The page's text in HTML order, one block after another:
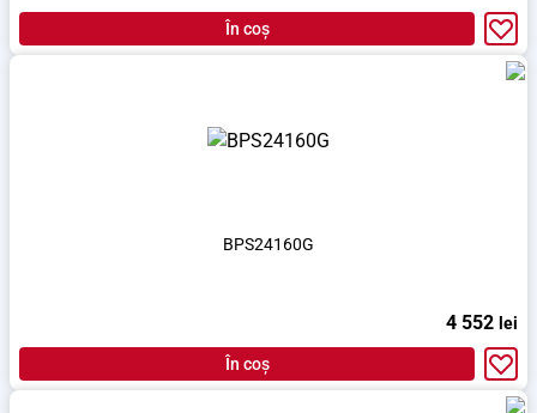
În coș
BPS24160G
4 552 lei
În coș